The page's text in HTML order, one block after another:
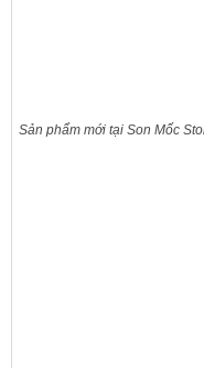
Sản phẩm mới tại Son Mốc